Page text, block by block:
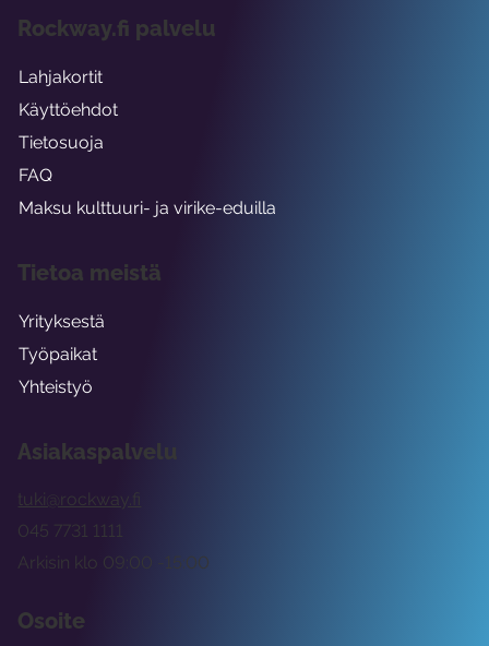
Asiakaspalvelu
tuki@rockway.fi
Arkisin klo 09:00 -15:00
045 7731 1111
Osoite
Rockway.fi palvelu
Lahjakortit
Käyttöehdot
Tietosuoja
FAQ
Maksu kulttuuri- ja virike-eduilla
Tietoa meistä
Yrityksestä
Työpaikat
Yhteistyö